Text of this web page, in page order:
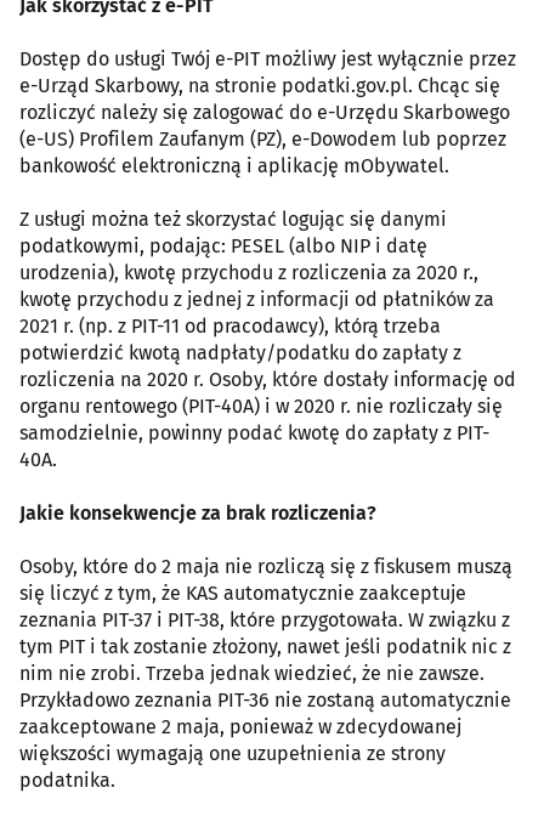
Jak skorzystać z e-PIT
Dostęp do usługi Twój e-PIT możliwy jest wyłącznie przez
e-Urząd Skarbowy, na stronie podatki.gov.pl. Chcąc się
rozliczyć należy się zalogować do e-Urzędu Skarbowego
(e-US) Profilem Zaufanym (PZ), e-Dowodem lub poprzez
bankowość elektroniczną i aplikację mObywatel.
Z usługi można też skorzystać logując się danymi
podatkowymi, podając: PESEL (albo NIP i datę
urodzenia), kwotę przychodu z rozliczenia za 2020 r.,
kwotę przychodu z jednej z informacji od płatników za
2021 r. (np. z PIT-11 od pracodawcy), którą trzeba
potwierdzić kwotą nadpłaty/podatku do zapłaty z
rozliczenia na 2020 r. Osoby, które dostały informację od
organu rentowego (PIT-40A) i w 2020 r. nie rozliczały się
samodzielnie, powinny podać kwotę do zapłaty z PIT-
40A.
Jakie konsekwencje za brak rozliczenia?
Osoby, które do 2 maja nie rozliczą się z fiskusem muszą
się liczyć z tym, że KAS automatycznie zaakceptuje
zeznania PIT-37 i PIT-38, które przygotowała. W związku z
tym PIT i tak zostanie złożony, nawet jeśli podatnik nic z
nim nie zrobi. Trzeba jednak wiedzieć, że nie zawsze.
Przykładowo zeznania PIT-36 nie zostaną automatycznie
zaakceptowane 2 maja, ponieważ w zdecydowanej
większości wymagają one uzupełnienia ze strony
podatnika.